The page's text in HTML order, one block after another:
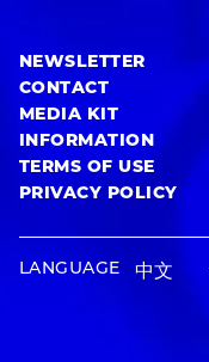
NEWSLETTER
CONTACT
MEDIA KIT
INFORMATION
TERMS OF USE
PRIVACY POLICY
LANGUAGE